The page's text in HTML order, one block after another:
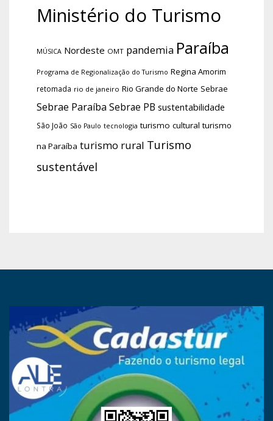
Ministério do Turismo
MÚSICA Nordeste OMT pandemia Paraíba
Programa de Regionalização do Turismo Regina Amorim
retomada rio de janeiro Rio Grande do Norte Sebrae
Sebrae Paraíba Sebrae PB sustentabilidade
São João São Paulo tecnologia turismo cultural turismo
na Paraíba turismo rural Turismo
sustentável